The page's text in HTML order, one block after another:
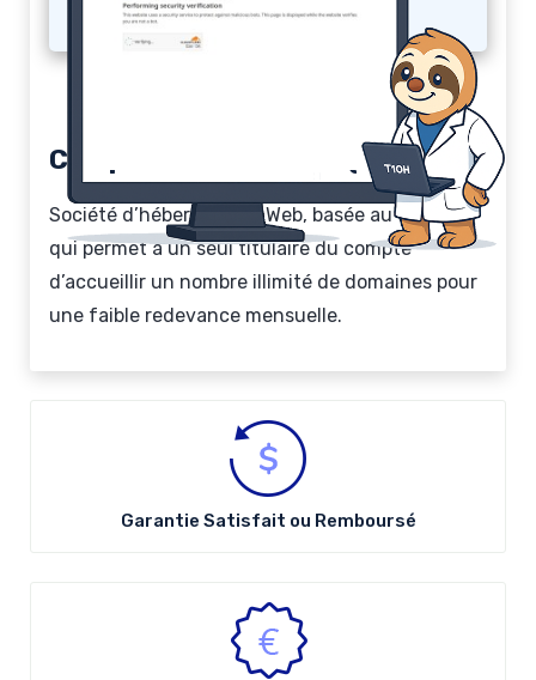
Comparatif Webserve (2026)
Société d’hébergement Web, basée au Canada,
qui permet à un seul titulaire du compte
d’accueillir un nombre illimité de domaines pour
une faible redevance mensuelle.
Garantie Satisfait ou Remboursé